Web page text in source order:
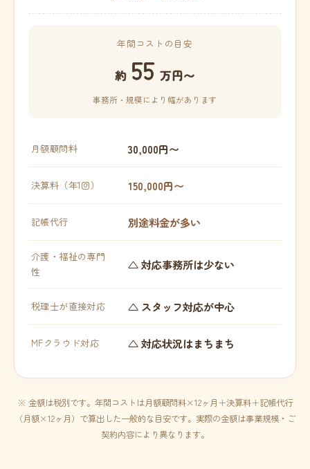
年間コストの目安
約 55 万円〜
事務所・規模により幅があります
月額顧問料 30,000円〜
決算料（年1回） 150,000円〜
記帳代行 別途料金が多い
介護・福祉の専門
性
△ 対応事務所は少ない
税理士が直接対応 △ スタッフ対応が中心
MFクラウド対応 △ 対応状況はまちまち
※ 金額は税別です。年間コストは月額顧問料×12ヶ月＋決算料＋記帳代行
（月額×12ヶ月）で算出した一般的な目安です。実際の金額は事業規模・ご
契約内容により異なります。